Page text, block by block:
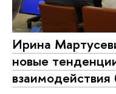
Ирина
новые
взаимодействия